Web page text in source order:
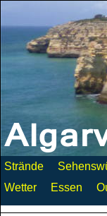
Strände
Wetter
Essen